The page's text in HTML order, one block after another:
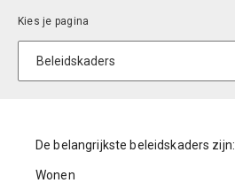
De belangrijkste beleidskaders zijn:
Wonen